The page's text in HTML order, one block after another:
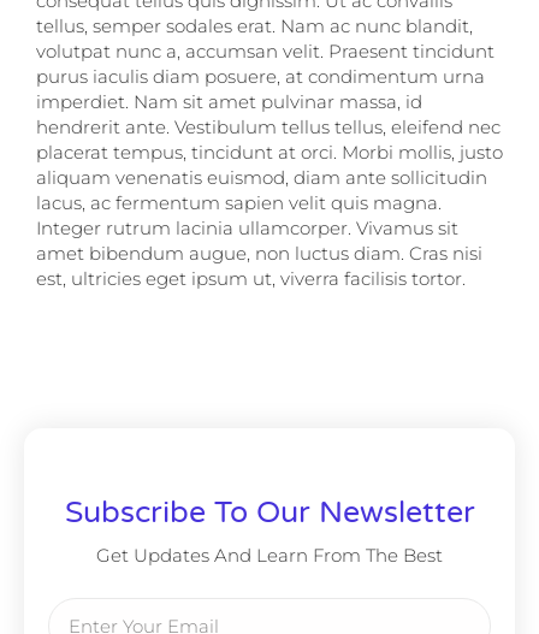
tellus, semper sodales erat. Nam ac nunc blandit,
volutpat nunc a, accumsan velit. Praesent tincidunt
purus iaculis diam posuere, at condimentum urna
imperdiet. Nam sit amet pulvinar massa, id
hendrerit ante. Vestibulum tellus tellus, eleifend nec
placerat tempus, tincidunt at orci. Morbi mollis, justo
aliquam venenatis euismod, diam ante sollicitudin
lacus, ac fermentum sapien velit quis magna.
Integer rutrum lacinia ullamcorper. Vivamus sit
amet bibendum augue, non luctus diam. Cras nisi
est, ultricies eget ipsum ut, viverra facilisis tortor.
Subscribe To Our Newsletter
Get Updates And Learn From The Best